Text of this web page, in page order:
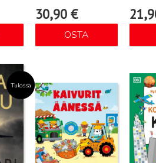
30,90 €
OSTA
Tulossa
Lue